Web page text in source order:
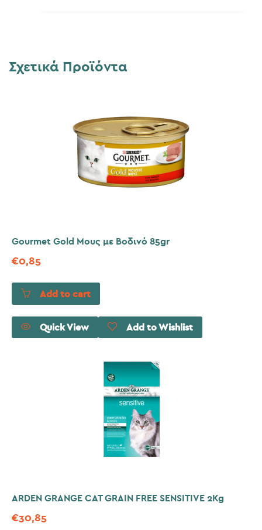
Σχετικά Προϊόντα
Gourmet Gold Μους με Βοδινό 85gr
€0,85
Add to cart
Quick View Add to Wishlist
ARDEN GRANGE CAT GRAIN FREE SENSITIVE 2Kg
€30,85